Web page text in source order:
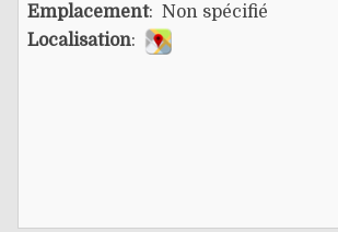
Emplacement: Non spécifié
Localisation: